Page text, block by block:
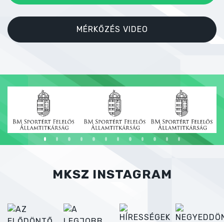
MÉRKŐZÉS VIDEO
MKSZ INSTAGRAM